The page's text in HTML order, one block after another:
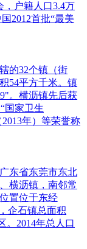
，户籍人口3.4万
2012首批“最美
的32个镇（街
54平方千米。镇
。横沥镇先后获
国家卫生
年）等荣誉称
东省东莞市东北
横沥镇，南邻常
置位于东经
，企石镇总面积
。2014年总人口